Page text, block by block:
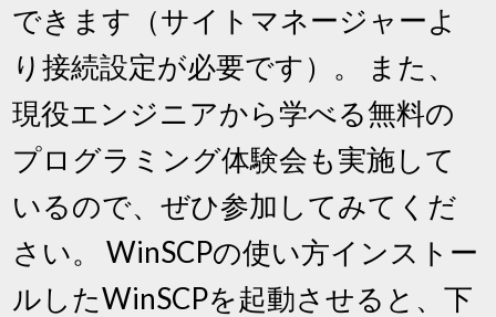
できます（サイトマネージャーよ
り接続設定が必要です）。 また、
現役エンジニアから学べる無料の
プログラミング体験会も実施して
いるので、ぜひ参加してみてくだ
さい。 WinSCPの使い方インストー
ルしたWinSCPを起動させると、下